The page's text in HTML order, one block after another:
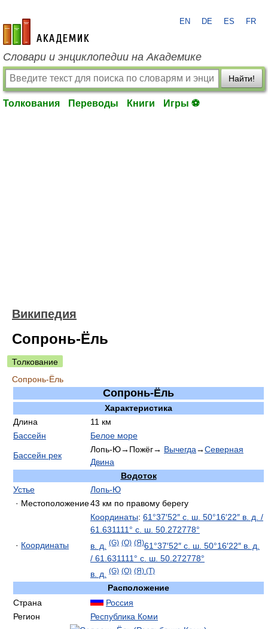
academic.ru
EN DE ES FR
Словари и энциклопедии на Академике
Найти!
Толкования Переводы Книги Игры ⚽
Википедия
Сопронь-Ёль
Толкование
Сопронь-Ёль
Сопронь-Ёль
Характеристика
Длина
11 км
Бассейн
Белое море
Бассейн рек
Лопь-Ю→Пожёг→ Вычегда→Северная
Двина
Водоток
Устье
Лопь-Ю
· Местоположение43 км по правому берегу
· Координаты
Координаты: 61°37′52″ с. ш. 50°16′22″ в. д. /
61.631111° с. ш. 50.272778°
в. д.
(G) (O) (Я)61°37′52″ с. ш. 50°16′22″ в. д.
/ 61.631111° с. ш. 50.272778°
в. д. (G) (O) (Я) (T)
Расположение
Страна
Россия
Регион
Республика Коми